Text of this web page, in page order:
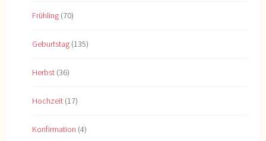
Frühling (70)
Geburtstag (135)
Herbst (36)
Hochzeit (17)
Konfirmation (4)